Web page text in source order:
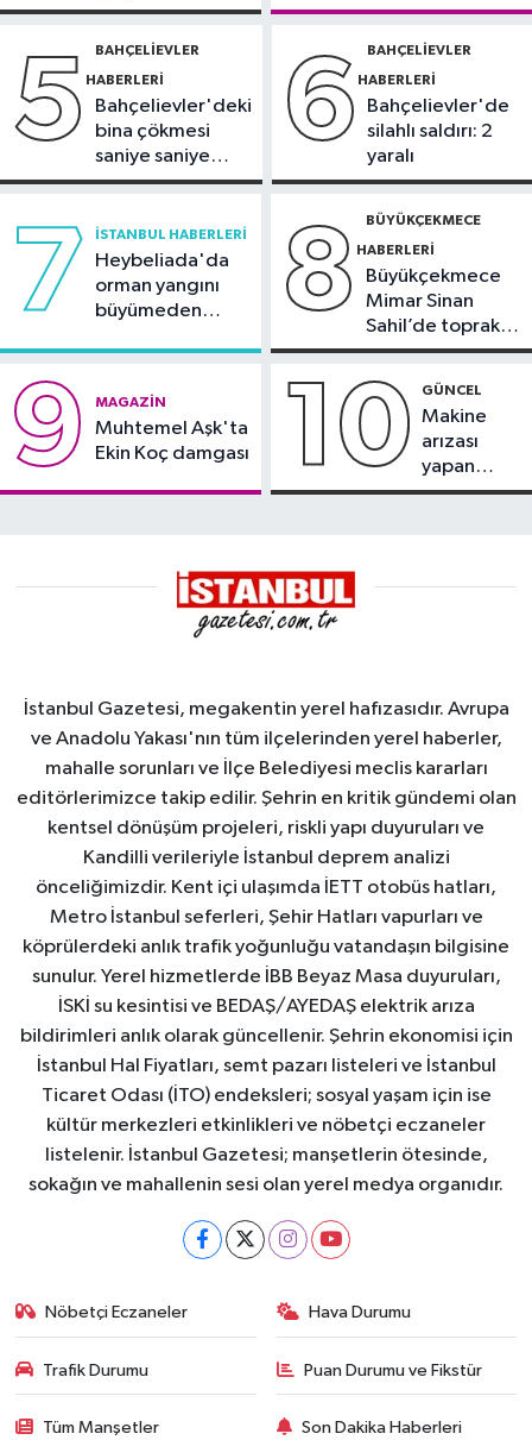
teknolojiyle uzuv kayıpları önleniyor'
silahlı kavga
5 BAHÇELIEVLER
HABERLERI
Bahçelievler'deki
bina çökmesi
saniye saniye
görüntülendi
6 BAHÇELIEVLER
HABERLERI
Bahçelievler'de
silahlı saldırı: 2
yaralı
7 İSTANBUL HABERLERI
Heybeliada'da
orman yangını
büyümeden
8 BÜYÜKÇEKMECE
HABERLERI
Büyükçekmece
Mimar Sinan
Sahil’de toprak
kayması
9 MAGAZIN
Muhtemel Aşk'ta
Ekin Koç damgası
10 GÜNCEL
Makine
arızası
yapan
tanker,
alındı
İstanbul Gazetesi, megakentin yerel hafızasıdır. Avrupa
ve Anadolu Yakası'nın tüm ilçelerinden yerel haberler,
mahalle sorunları ve İlçe Belediyesi meclis kararları
editörlerimizce takip edilir. Şehrin en kritik gündemi olan
kentsel dönüşüm projeleri, riskli yapı duyuruları ve
Kandilli verileriyle İstanbul deprem analizi
önceliğimizdir. Kent içi ulaşımda İETT otobüs hatları,
Metro İstanbul seferleri, Şehir Hatları vapurları ve
köprülerdeki anlık trafik yoğunluğu vatandaşın bilgisine
sunulur. Yerel hizmetlerde İBB Beyaz Masa duyuruları,
İSKİ su kesintisi ve BEDAŞ/AYEDAŞ elektrik arıza
bildirimleri anlık olarak güncellenir. Şehrin ekonomisi için
İstanbul Hal Fiyatları, semt pazarı listeleri ve İstanbul
Ticaret Odası (İTO) endeksleri; sosyal yaşam için ise
kültür merkezleri etkinlikleri ve nöbetçi eczaneler
listelenir. İstanbul Gazetesi; manşetlerin ötesinde,
sokağın ve mahallenin sesi olan yerel medya organıdır.
Nöbetçi Eczaneler Hava Durumu
Trafik Durumu Puan Durumu ve Fikstür
Tüm Manşetler Son Dakika Haberleri